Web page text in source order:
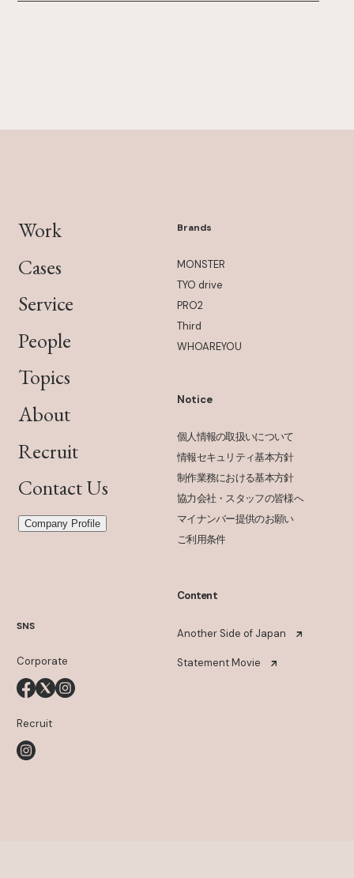
Work
Cases
Service
People
Topics
About
Recruit
Contact Us
Company Profile
Brands
MONSTER
TYO drive
PRO2
Third
WHOAREYOU
SNS
Corporate
Recruit
Notice
個人情報の取扱いについて
情報セキュリティ基本方針
制作業務における基本方針
協力会社・スタッフの皆様へ
マイナンバー提供のお願い
ご利用条件
Content
Another Side of Japan
Statement Movie